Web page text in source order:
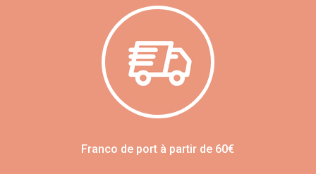
Franco de port à partir de 60€